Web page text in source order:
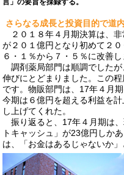
言」の要旨を採録する。
さらなる成長と投資目的で道
２０１８年４月期決算は、
が２０１億円となり初めて２
６・１％から７・５％に改善し
調剤薬局部門は順調でした
伸びにとどまりました。この
です。物販部門は、17年４月
今期は６億円を超える利益を
し上げてくれた。
振り返ると、17年４月期は
トキャッシュ」が23億円しか
は、「お金はあるじゃないか」